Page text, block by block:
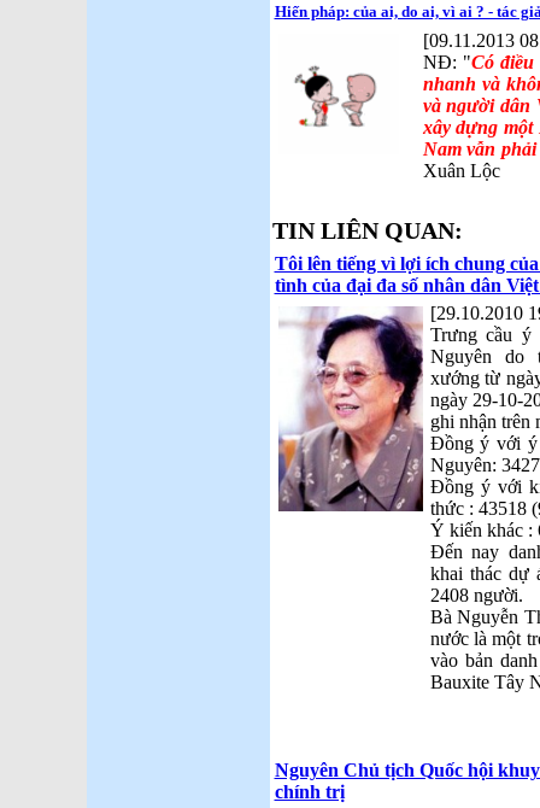
Hiến pháp: của ai, do ai, vì ai ? - tác
[09.11.2013
NĐ: "Có
nhanh và
và người dân
xây dựng
Nam vẫn
Xuân Lộc
TIN LIÊN QUAN:
Tôi lên tiếng vì lợi ích chung
tình của đại đa số nhân dân
[29.10.2010
Trưng cầu ý
Nguyên do
xướng từ
ngày 29-10-
ghi nhận trên
Đồng ý với ý
Nguyên:
Đồng ý với
thức : 43518
Ý kiến khác :
Đến nay
khai thác dự
2408 người.
Bà Nguyễn
nước là một
vào bản
Bauxite Tây
Nguyên Chủ tịch Quốc hội
chính trị